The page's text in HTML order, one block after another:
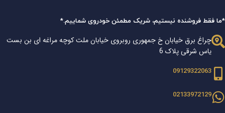
*ما فقط فروشنده نیستیم، شریک مطمئن خودروی شماییم.*
چراغ برق خیابان خ جمهوری روبروی خیابان ملت کوچه مراغه ای بن بست
یاس شرقی پلاک 6
09129322063
02133972129